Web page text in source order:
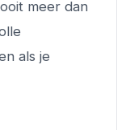
meer dan
als je